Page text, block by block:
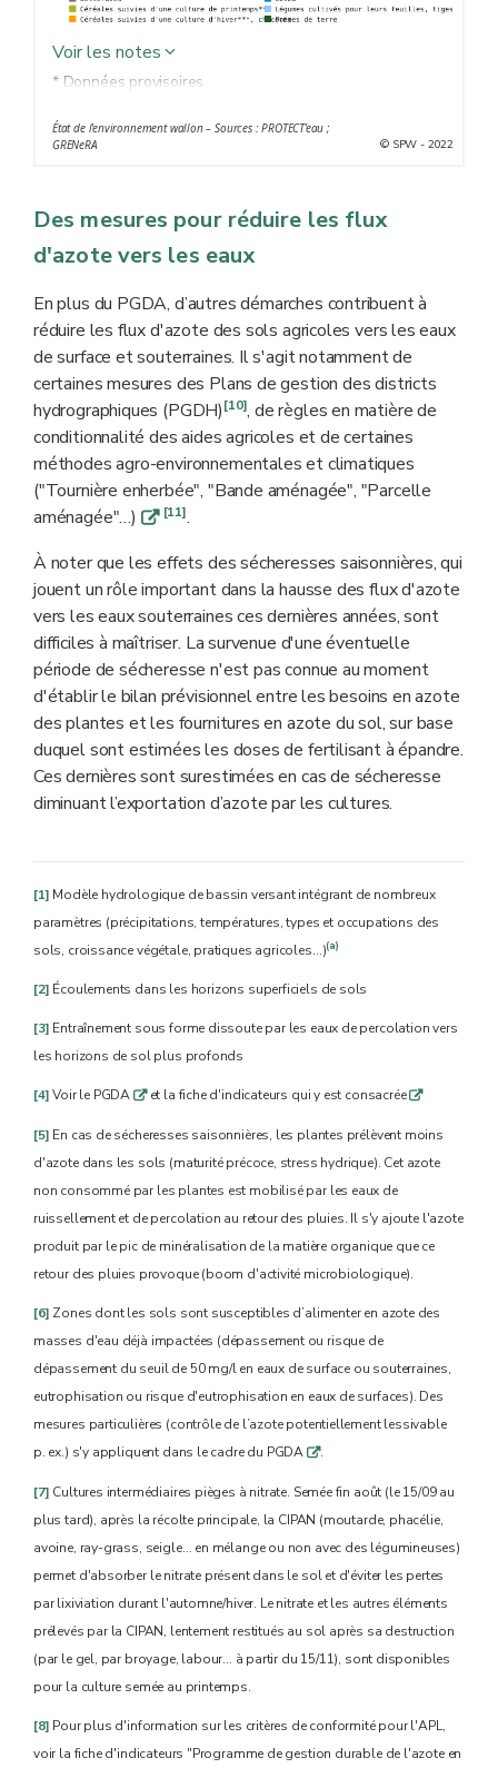
Voir les notes
* Données provisoires
intermédiaire piège à nitrate (CIPAN) entre la culture
*** Culture implantée en automne (froment d’hiver, orge
État de l'environnement wallon – Sources : PROTECT'eau ;
GRENeRA
© SPW - 2022
Des mesures pour réduire les flux
d'azote vers les eaux
En plus du PGDA, d’autres démarches contribuent à
réduire les flux d'azote des sols agricoles vers les eaux
de surface et souterraines. Il s'agit notamment de
certaines mesures des Plans de gestion des districts
hydrographiques (PGDH)[10], de règles en matière de
conditionnalité des aides agricoles et de certaines
méthodes agro-environnementales et climatiques
("Tournière enherbée", "Bande aménagée", "Parcelle
aménagée"…) q [11].
À noter que les effets des sécheresses saisonnières, qui
jouent un rôle important dans la hausse des flux d'azote
vers les eaux souterraines ces dernières années, sont
difficiles à maîtriser. La survenue d'une éventuelle
période de sécheresse n'est pas connue au moment
d'établir le bilan prévisionnel entre les besoins en azote
des plantes et les fournitures en azote du sol, sur base
duquel sont estimées les doses de fertilisant à épandre.
Ces dernières sont surestimées en cas de sécheresse
diminuant l’exportation d’azote par les cultures.
[1] Modèle hydrologique de bassin versant intégrant de nombreux
paramètres (précipitations, températures, types et occupations des
sols, croissance végétale, pratiques agricoles…)(a)
[2] Écoulements dans les horizons superficiels de sols
[3] Entraînement sous forme dissoute par les eaux de percolation vers
les horizons de sol plus profonds
[4]Voir le PGDA qet la fiche d'indicateurs qui y est consacréeq
[5] En cas de sécheresses saisonnières, les plantes prélèvent moins
d'azote dans les sols (maturité précoce, stress hydrique). Cet azote
non consommé par les plantes est mobilisé par les eaux de
ruissellement et de percolation au retour des pluies. Il s'y ajoute l'azote
produit par le pic de minéralisation de la matière organique que ce
retour des pluies provoque (boom d'activité microbiologique).
[6] Zones dont les sols sont susceptibles d’alimenter en azote des
masses d'eau déjà impactées (dépassement ou risque de
dépassement du seuil de 50 mg/l en eaux de surface ou souterraines,
eutrophisation ou risque d'eutrophisation en eaux de surfaces). Des
mesures particulières (contrôle de l’azote potentiellement lessivable
p. ex.) s'y appliquent dans le cadre du PGDA q.
[7] Cultures intermédiaires pièges à nitrate. Semée fin août (le 15/09 au
plus tard), après la récolte principale, la CIPAN (moutarde, phacélie,
avoine, ray-grass, seigle… en mélange ou non avec des légumineuses)
permet d'absorber le nitrate présent dans le sol et d'éviter les pertes
par lixiviation durant l'automne/hiver. Le nitrate et les autres éléments
prélevés par la CIPAN, lentement restitués au sol après sa destruction
(par le gel, par broyage, labour... à partir du 15/11), sont disponibles
pour la culture semée au printemps.
[8] Pour plus d'information sur les critères de conformité pour l'APL,
voir la fiche d'indicateurs "Programme de gestion durable de l'azote en